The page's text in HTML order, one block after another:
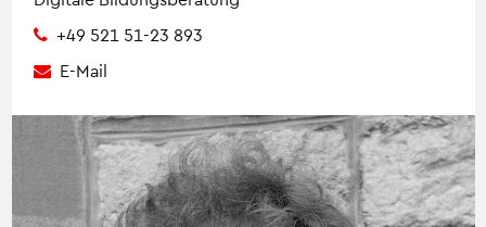
+49 521 51-23 893
E-Mail